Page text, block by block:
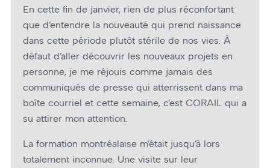
En cette fin de janvier, rien de plus réconfortant
que d’entendre la nouveauté qui prend naissance
dans cette période plutôt stérile de nos vies. À
défaut d’aller découvrir les nouveaux projets en
personne, je me réjouis comme jamais des
communiqués de presse qui atterrissent dans ma
boîte courriel et cette semaine, c’est CORAIL qui a
su attirer mon attention.
La formation montréalaise m’était jusqu’à lors
totalement inconnue. Une visite sur leur